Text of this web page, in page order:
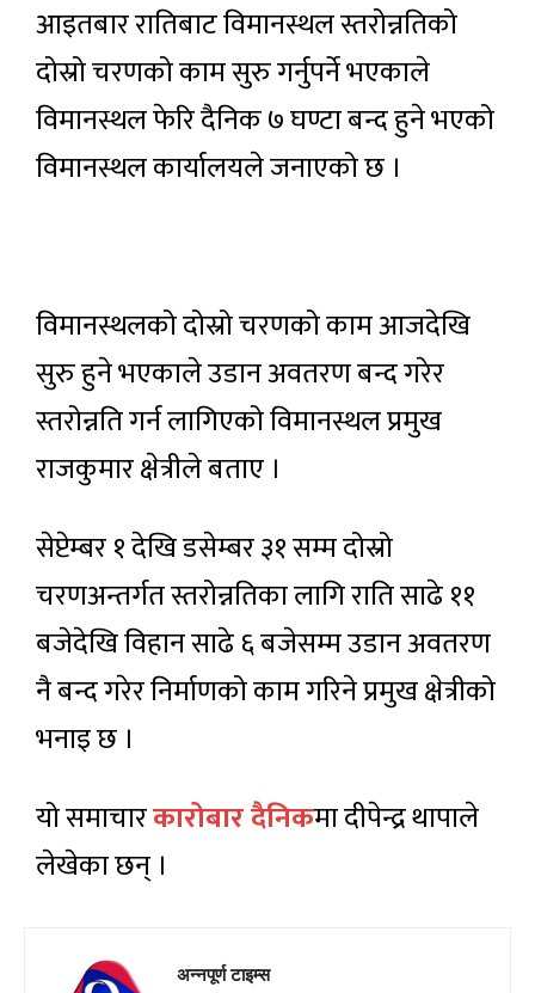
आइतबार रातिबाट विमानस्थल स्तरोन्नतिको
दोस्रो चरणको काम सुरु गर्नुपर्ने भएकाले
विमानस्थल फेरि दैनिक ७ घण्टा बन्द हुने भएको
विमानस्थल कार्यालयले जनाएको छ ।
विमानस्थलको दोस्रो चरणको काम आजदेखि
सुरु हुने भएकाले उडान अवतरण बन्द गरेर
स्तरोन्नति गर्न लागिएको विमानस्थल प्रमुख
राजकुमार क्षेत्रीले बताए ।
सेप्टेम्बर १ देखि डसेम्बर ३१ सम्म दोस्रो
चरणअन्तर्गत स्तरोन्नतिका लागि राति साढे ११
बजेदेखि विहान साढे ६ बजेसम्म उडान अवतरण
नै बन्द गरेर निर्माणको काम गरिने प्रमुख क्षेत्रीको
भनाइ छ ।
यो समाचारकारोबार दैनिकमा दीपेन्द्र थापाले
लेखेका छन् ।
अन्नपूर्ण टाइम्स